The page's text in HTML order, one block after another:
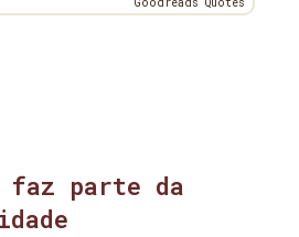
Goodreads Quotes
faz parte da